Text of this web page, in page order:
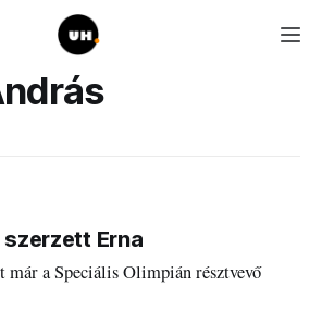
Erna
a Speciális Olimpián résztvevő